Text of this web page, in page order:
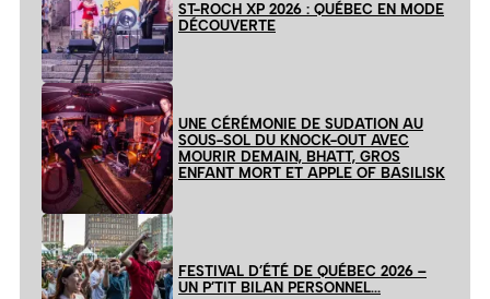
ST-ROCH XP 2026 : QUÉBEC EN MODE
DÉCOUVERTE
UNE CÉRÉMONIE DE SUDATION AU
SOUS-SOL DU KNOCK-OUT AVEC
MOURIR DEMAIN, BHATT, GROS
ENFANT MORT ET APPLE OF BASILISK
FESTIVAL D’ÉTÉ DE QUÉBEC 2026 –
UN P’TIT BILAN PERSONNEL…